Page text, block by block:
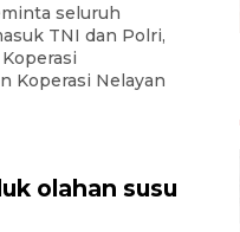
seluruh
TNI dan Polri,
Koperasi Nelayan
olahan susu